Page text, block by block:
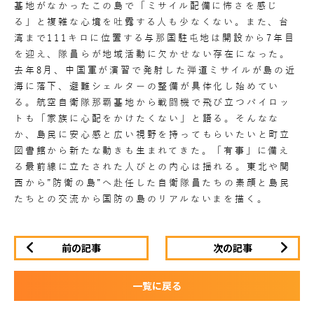
基地がなかったこの島で「ミサイル配備に怖さを感じ
る」と複雑な心境を吐露する人も少なくない。また、台
湾まで111キロに位置する与那国駐屯地は開設から7年目
を迎え、隊員らが地域活動に欠かせない存在になった。
去年8月、中国軍が演習で発射した弾道ミサイルが島の近
海に落下、避難シェルターの整備が具体化し始めてい
る。航空自衛隊那覇基地から戦闘機で飛び立つパイロッ
トも「家族に心配をかけたくない」と語る。そんなな
か、島民に安心感と広い視野を持ってもらいたいと町立
図書館から新たな動きも生まれてきた。「有事」に備え
る最前線に立たされた人びとの内心は揺れる。東北や関
西から”防衛の島”へ赴任した自衛隊員たちの素顔と島民
たちとの交流から国防の島のリアルないまを描く。
前の記事 次の記事
一覧に戻る